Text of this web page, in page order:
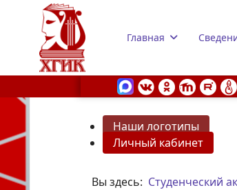
Главная
Наши логотипы
Личный кабинет
Вы здесь: Студенческий